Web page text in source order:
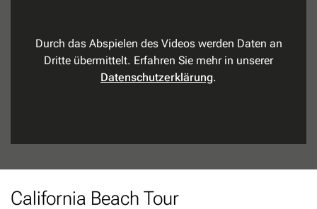
Durch das Abspielen des Videos werden Daten an
Dritte übermittelt. Erfahren Sie mehr in unserer
Datenschutzerklärung.
California Beach Tour